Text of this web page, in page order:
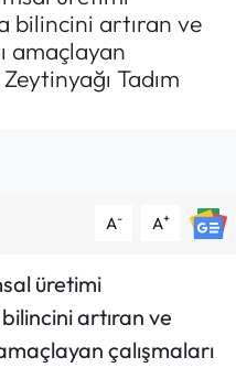
bilincini artıran ve
amaçlayan
Tadım
A- A+
üretimi
artıran ve
çalışmaları